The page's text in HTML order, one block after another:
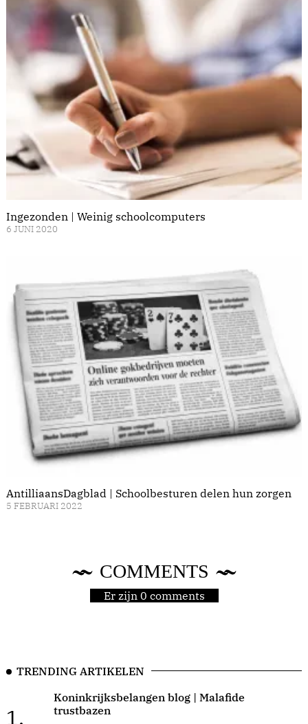
Ingezonden | Weinig schoolcomputers
6 JUNI 2020
AntilliaansDagblad | Schoolbesturen delen hun zorgen
5 FEBRUARI 2022
COMMENTS
Er zijn 0 comments
TRENDING ARTIKELEN
1.
Koninkrijksbelangen blog | Malafide
trustbazen